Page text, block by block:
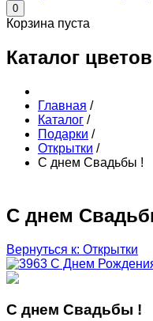
0
Корзина пуста
Каталог цветов
Главная /
Каталог /
Подарки /
Открытки /
С днем Свадьбы !
С днем
Вернуться к: Открытки
С Днем
С днем Свадьбы !